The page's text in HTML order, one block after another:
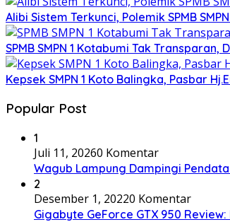
Alibi Sistem Terkunci, Polemik SPMB
SPMB SMPN 1 Kotabumi Tak
Kepsek SMPN 1 Koto Balingka, Pasbar
Popular Post
1
Juli 11, 20260 Komentar
Wagub Lampung Dampingi
2
Desember 1, 20220 Komentar
Gigabyte GeForce GTX 950